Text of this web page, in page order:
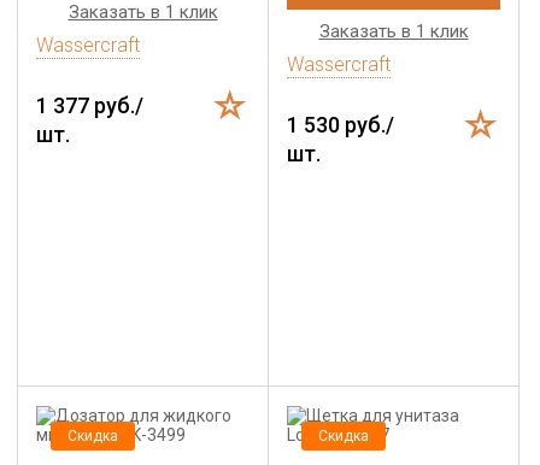
Заказать в 1 клик
Wassercraft
1 377 руб./
шт.
Заказать в 1 клик
Wassercraft
1 530 руб./
шт.
Скидка Скидка